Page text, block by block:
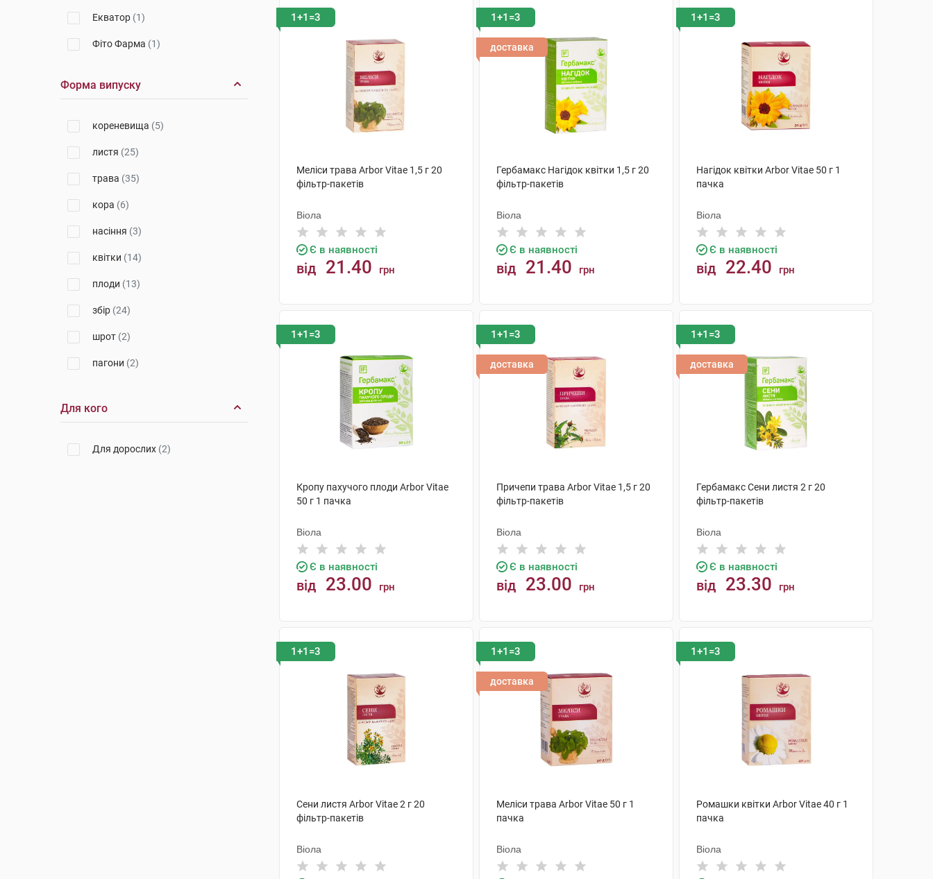
Екватор (1)
Фіто Фарма (1)
Форма випуску
кореневища (5)
листя (25)
трава (35)
кора (6)
насіння (3)
квітки (14)
плоди (13)
збір (24)
шрот (2)
пагони (2)
листя і квітки
Для кого
Для дорослих (2)
1+1=3
Меліси трава Arbor Vitae 1,5 г 20
фільтр-пакетів
Віола
Є в наявності
від 21.40 грн
1+1=3
доставка
Гербамакс Нагідок квітки 1,5 г 20
фільтр-пакетів
Віола
Є в наявності
від 21.40 грн
1+1=3
Нагідок квітки Arbor Vitae 50 г 1
пачка
Віола
Є в наявності
від 22.40 грн
1+1=3
Кропу пахучого плоди Arbor Vitae
50 г 1 пачка
Віола
Є в наявності
від 23.00 грн
1+1=3
доставка
Причепи трава Arbor Vitae 1,5 г 20
фільтр-пакетів
Віола
Є в наявності
від 23.00 грн
1+1=3
доставка
Гербамакс Сени листя 2 г 20
фільтр-пакетів
Віола
Є в наявності
від 23.30 грн
1+1=3
Сени листя Arbor Vitae 2 г 20
фільтр-пакетів
Віола
1+1=3
доставка
Меліси трава Arbor Vitae 50 г 1
пачка
Віола
1+1=3
Ромашки квітки Arbor Vitae 40 г 1
пачка
Віола